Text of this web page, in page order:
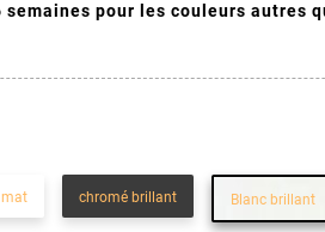
pour les couleurs autres
mat chromé brillant Blanc brillant